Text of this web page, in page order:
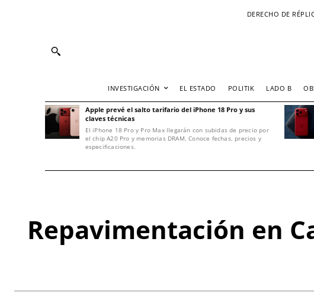
DERECHO DE
INVESTIGACIÓN EL ESTADO POLITIK LADO B
Apple prevé el salto tarifario del iPhone 18 Pro y sus
claves técnicas
El iPhone 18 Pro y Pro Max llegarán con subidas de precio por
el chip A20 Pro y memorias DRAM. Conoce fechas, precios y
especificaciones.
Repavimentación en